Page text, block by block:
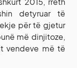
detyruar të
për të gjetur
më dinjitoze,
vendeve më të